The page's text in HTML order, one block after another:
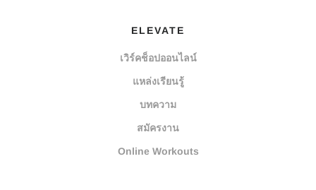
ELEVATE
เวิร์คช็อปออนไลน์
แหล่งเรียนรู้
บทความ
สมัครงาน
Online Workouts